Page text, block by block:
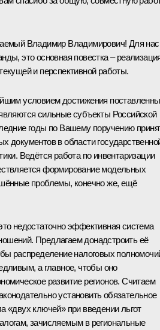
Владимир Владимирович! Для
это основная повестка –
и перспективной работы.
условием достижения
сильные субъекты Российской
годы по Вашему поручению
документов в области
Ведётся работа по инвентаризации
формирование модельных
проблемы, конечно же, ещё
недостаточно эффективная система
Предлагаем донадстроить её
распределение налоговых
а главное, чтобы оно
развитие регионов. Считаем
установить обязательное
«двух ключей» при введении льгот
зачисляемым в региональные